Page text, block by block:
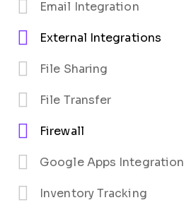
Email Integration
External Integrations
File Sharing
File Transfer
Firewall
Google Apps Integration
Inventory Tracking